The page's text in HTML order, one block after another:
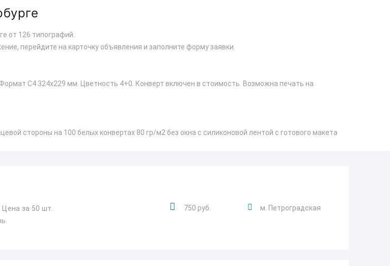
от 126 типографий.
перейдите на карточку объявления и заполните форму заявки.
С4 324х229 мм. Цветность 4+0. Конверт включен в стоимость. Возможна печать на
стороны на 100 белых конвертах 80 гр/м2 без окна с силиконовой лентой с готового макета
за 50 шт.
750 руб. м. Петроградская